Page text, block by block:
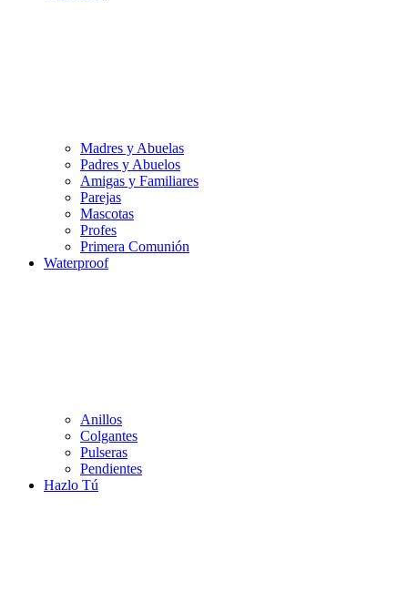
Madres y Abuelas
Padres y Abuelos
Amigas y Familiares
Parejas
Mascotas
Profes
Primera Comunión
Waterproof
Anillos
Colgantes
Pulseras
Pendientes
Hazlo Tú